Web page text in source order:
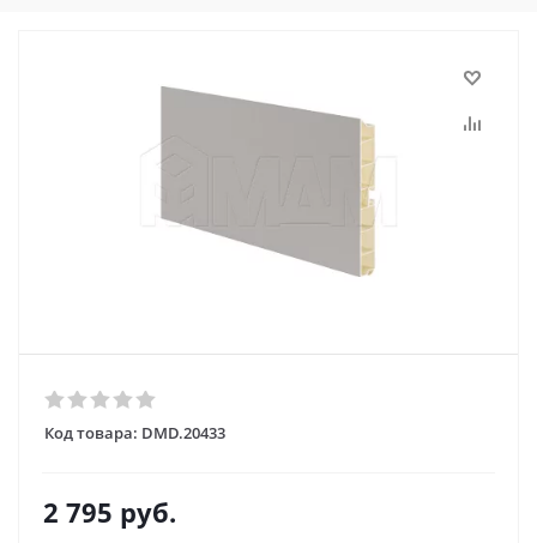
Код товара: DMD.20433
2 795 руб.